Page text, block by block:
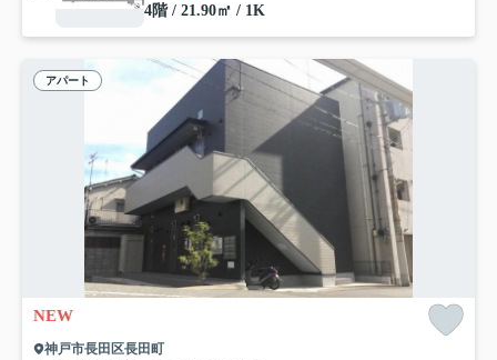
4階 / 21.90㎡ / 1K
アパート
NEW
神戸市長田区長田町